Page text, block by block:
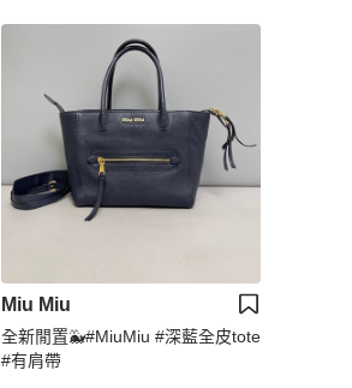
Miu Miu
全新閒置🐳#MiuMiu #深藍全皮tote
#有肩帶